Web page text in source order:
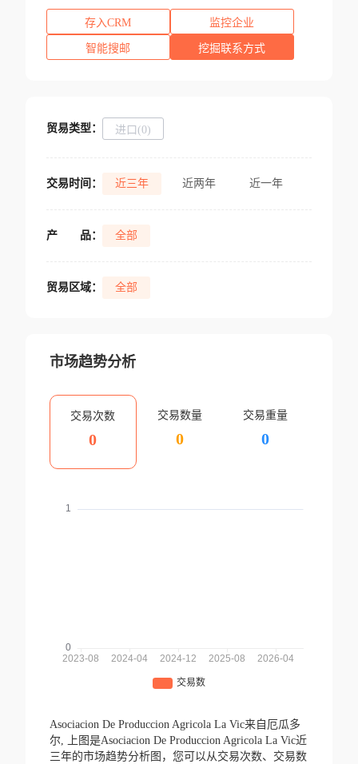
存入CRM 监控企业
智能搜邮 挖掘联系方式
贸易类型： 进口(0)
交易时间： 近三年 近两年 近一年
产 品： 全部
贸易区域： 全部
市场趋势分析
交易次数
0
交易数量
0
交易重量
0
Asociacion De Produccion Agricola La Vic来自厄瓜多
尔,
上图是Asociacion De Produccion Agricola La Vic近
三年的市场趋势分析图，您可以从交易次数、交易数